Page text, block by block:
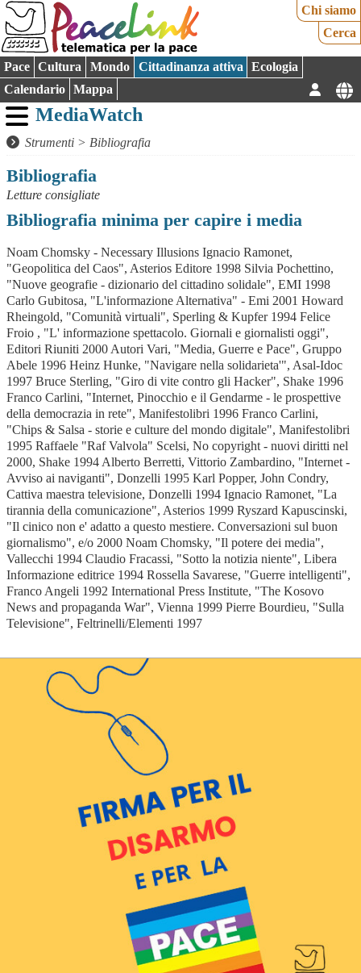
Chi siamo
Cerca
Pace Cultura Mondo Cittadinanza attiva
Ecologia
Calendario
Mappa
MediaWatch
Strumenti > Bibliografia
Bibliografia
Letture consigliate
Bibliografia minima per capire i media
Noam Chomsky - Necessary Illusions Ignacio Ramonet,
"Geopolitica del Caos", Asterios Editore 1998 Silvia Pochettino,
"Nuove geografie - dizionario del cittadino solidale", EMI 1998
Carlo Gubitosa, "L'informazione Alternativa" - Emi 2001 Howard
Rheingold, "Comunità virtuali", Sperling & Kupfer 1994 Felice
Froio , "L' informazione spettacolo. Giornali e giornalisti oggi",
Editori Riuniti 2000 Autori Vari, "Media, Guerre e Pace", Gruppo
Abele 1996 Heinz Hunke, "Navigare nella solidarieta'", Asal-Idoc
1997 Bruce Sterling, "Giro di vite contro gli Hacker", Shake 1996
Franco Carlini, "Internet, Pinocchio e il Gendarme - le prospettive
della democrazia in rete", Manifestolibri 1996 Franco Carlini,
"Chips & Salsa - storie e culture del mondo digitale", Manifestolibri
1995 Raffaele "Raf Valvola" Scelsi, No copyright - nuovi diritti nel
2000, Shake 1994 Alberto Berretti, Vittorio Zambardino, "Internet -
Avviso ai naviganti", Donzelli 1995 Karl Popper, John Condry,
Cattiva maestra televisione, Donzelli 1994 Ignacio Ramonet, "La
tirannia della comunicazione", Asterios 1999 Ryszard Kapuscinski,
"Il cinico non e' adatto a questo mestiere. Conversazioni sul buon
giornalismo", e/o 2000 Noam Chomsky, "Il potere dei media",
Vallecchi 1994 Claudio Fracassi, "Sotto la notizia niente", Libera
Informazione editrice 1994 Rossella Savarese, "Guerre intelligenti",
Franco Angeli 1992 International Press Institute, "The Kosovo
News and propaganda War", Vienna 1999 Pierre Bourdieu, "Sulla
Televisione", Feltrinelli/Elementi 1997